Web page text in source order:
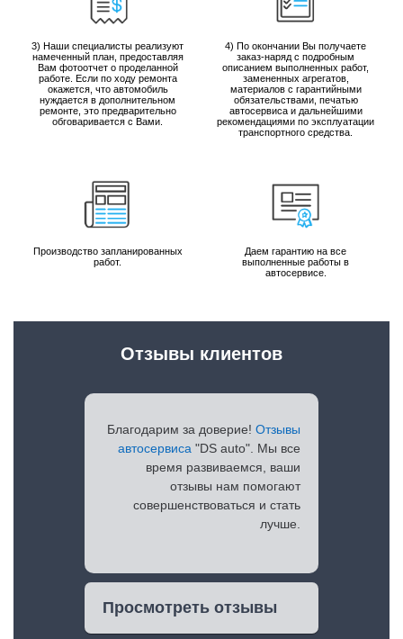
3) Наши специалисты реализуют
намеченный план, предоставляя
Вам фотоотчет о проделанной
работе. Если по ходу ремонта
окажется, что автомобиль
нуждается в дополнительном
ремонте, это предварительно
обговаривается с Вами.
4) По окончании Вы получаете
заказ-наряд с подробным
описанием выполненных работ,
замененных агрегатов,
материалов с гарантийными
обязательствами, печатью
автосервиса и дальнейшими
рекомендациями по эксплуатации
транспортного средства.
Производство запланированных
работ.
Даем гарантию на все
выполненные работы в
автосервисе.
Благодарим за доверие! Отзывы
автосервиса "DS auto". Мы все
время развиваемся, ваши
отзывы нам помогают
совершенствоваться и стать
лучше.
Просмотреть отзывы
Отзывы клиентов